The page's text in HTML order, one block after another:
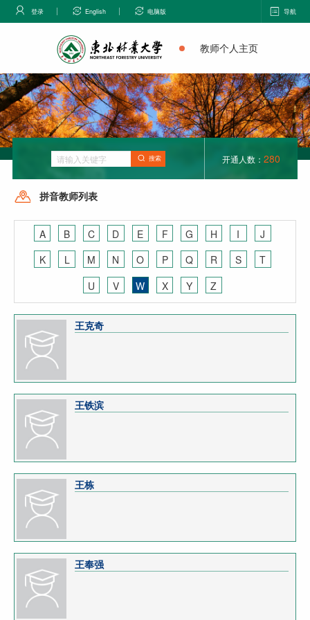
登录 English 电脑版 导航
教师个人主页
搜索 开通人数： 280
拼音教师列表
A B C D E F G H I
J
K
L M N O P Q R S
T
U
V W X Y Z
王克奇
王铁滨
王栋
王奉强